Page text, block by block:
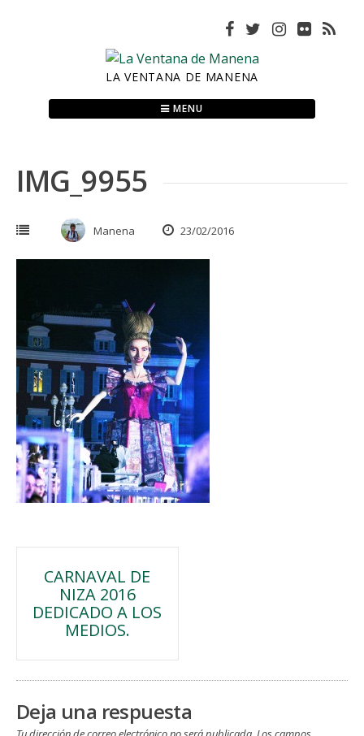
LA VENTANA DE MANENA
MENU
IMG_9955
Manena 23/02/2016
Navegación
de
entradas
CARNAVAL DE
NIZA 2016
DEDICADO A LOS
MEDIOS.
Deja una respuesta